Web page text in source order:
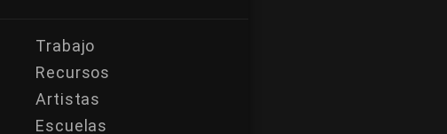
Trabajo
Recursos
Artistas
Escuelas